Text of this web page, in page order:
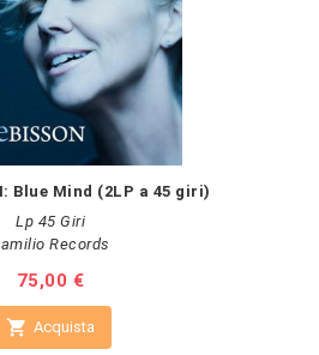
Blue Mind (2LP a 45 giri)
Lp 45 Giri
Records
Prezzo
75,00 €
 Acquista